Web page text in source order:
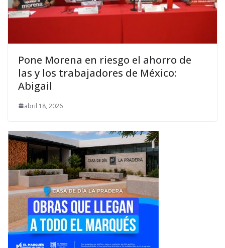
Pone Morena en riesgo el ahorro de
las y los trabajadores de México:
Abigail
abril 18, 2026